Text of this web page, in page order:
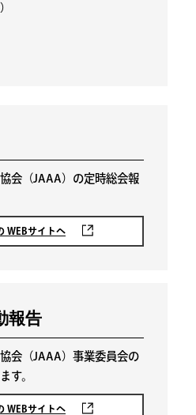
会（JAAA）の定時総会報
WEBサイトへ
報告
会（JAAA）事業委員会の
す。
WEBサイトへ